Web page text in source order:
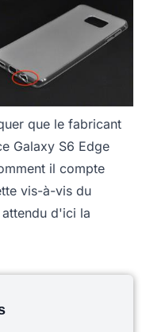
que le fabricant
Galaxy S6 Edge
il compte
vis-à-vis du
d'ici la